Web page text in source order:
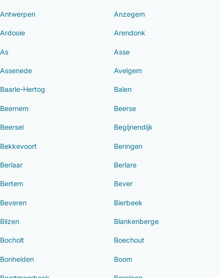
Antwerpen Anzegem
Ardooie Arendonk
As Asse
Assenede Avelgem
Baarle-Hertog Balen
Beernem Beerse
Beersel Begijnendijk
Bekkevoort Beringen
Berlaar Berlare
Bertem Bever
Beveren Bierbeek
Bilzen Blankenberge
Bocholt Boechout
Bonheiden Boom